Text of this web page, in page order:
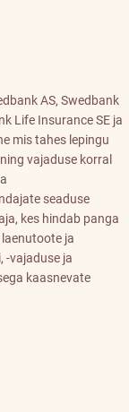
AS, Swedbank
Life Insurance SE ja
mis tahes lepingu
vajaduse korral
seaduse
kes hindab panga
ja
-vajaduse ja
kaasnevate